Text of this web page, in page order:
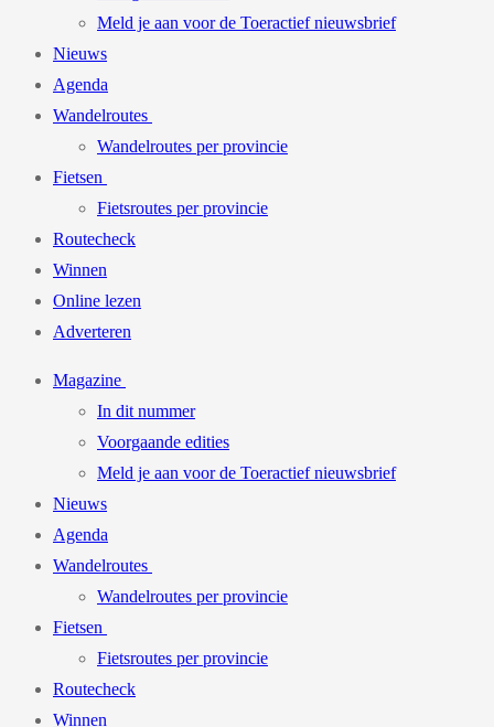
Meld je aan voor de Toeractief nieuwsbrief
Nieuws
Agenda
Wandelroutes
Wandelroutes per provincie
Fietsen
Fietsroutes per provincie
Routecheck
Winnen
Online lezen
Adverteren
Magazine
In dit nummer
Voorgaande edities
Meld je aan voor de Toeractief nieuwsbrief
Nieuws
Agenda
Wandelroutes
Wandelroutes per provincie
Fietsen
Fietsroutes per provincie
Routecheck
Winnen